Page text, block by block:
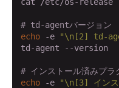
# td-agentバージョン
echo -e
"\n[2] td-
td-agent --version
# インストール済みプラ
echo -e
"\n[3] インス